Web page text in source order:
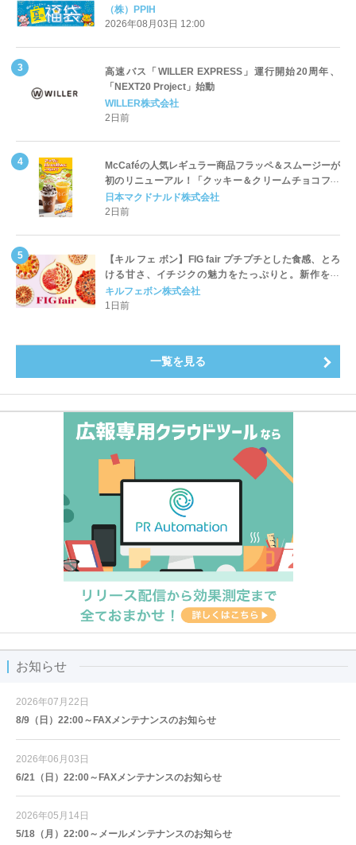
「夏福袋」＆セール 8月6日(木)より順次スタート
（株）PPIH
2026年08月03日 12:00
高速バス「WILLER EXPRESS」運行開始20周年、
「NEXT20 Project」始動
WILLER株式会社
2日前
McCaféの人気レギュラー商品フラッペ＆スムージーが
初のリニューアル！「クッキー＆クリームチョコフラ
ッペ」「マンゴースムージー」8月5日（水）から販売
開始
日本マクドナルド株式会社
2日前
【キル フェ ボン】FIG fair プチプチとした食感、とろ
ける甘さ、イチジクの魅力をたっぷりと。新作を含
め、イチジク尽くしの全4種が登場8月20日（木）スタ
ート
キルフェボン株式会社
1日前
一覧を見る
お知らせ
2026年07月22日
8/9（日）22:00～FAXメンテナンスのお知らせ
2026年06月03日
6/21（日）22:00～FAXメンテナンスのお知らせ
2026年05月14日
5/18（月）22:00～メールメンテナンスのお知らせ